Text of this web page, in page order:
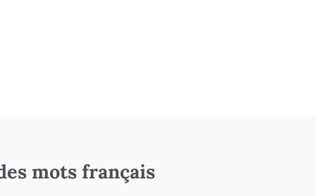
mots français